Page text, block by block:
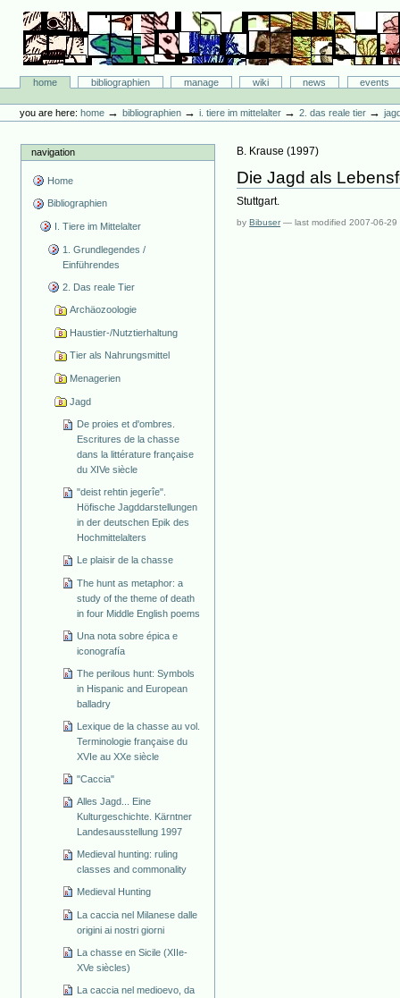
content.
navigation
Bibliographie-Portal
Sectionshome bibliographien manage wiki news
events
tools
you are here: home →bibliographien →i. tiere im mittelalter →2. das reale tier →
navigation
Home
Bibliographien
I. Tiere im Mittelalter
1. Grundlegendes /
Einführendes
2. Das reale Tier
Archäozoologie
Haustier-/Nutztierhaltung
Tier als Nahrungsmittel
Menagerien
Jagd
De proies et d'ombres.
Escritures de la chasse
dans la littérature française
du XIVe siècle
"deist rehtin jegerîe".
Höfische Jagddarstellungen
in der deutschen Epik des
Hochmittelalters
Le plaisir de la chasse
The hunt as metaphor: a
study of the theme of death
in four Middle English poems
Una nota sobre épica e
iconografía
The perilous hunt: Symbols
in Hispanic and European
balladry
Lexique de la chasse au vol.
Terminologie française du
XVIe au XXe siècle
"Caccia"
Alles Jagd... Eine
Kulturgeschichte. Kärntner
Landesausstellung 1997
Medieval hunting: ruling
classes and commonality
Medieval Hunting
La caccia nel Milanese dalle
origini ai nostri giorni
La chasse en Sicile (XIIe-
XVe siècles)
La caccia nel medioevo, da
B. Krause (1997)
Die Jagd als
Stuttgart.
byBibuser —last modified2007-06-29